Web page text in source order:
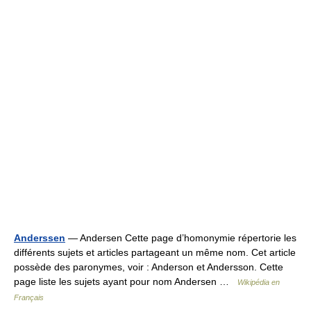
Anderssen — Andersen Cette page d’homonymie répertorie les
différents sujets et articles partageant un même nom. Cet article
possède des paronymes, voir : Anderson et Andersson. Cette
page liste les sujets ayant pour nom Andersen …
Wikipédia en
Français